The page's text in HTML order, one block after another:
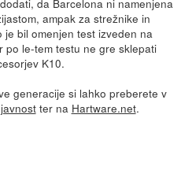
ampak za strežnike in
bil omenjen test izveden na
po le-tem testu ne gre sklepati
K10.
generacije si lahko preberete v
ter na Hartware.net.